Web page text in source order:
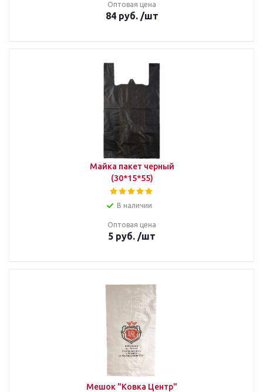
Оптовая цена
84руб. /шт
Майка пакет черный
(30*15*55)
В наличии
Оптовая цена
5 руб. /шт
Мешок "Ковка Центр"